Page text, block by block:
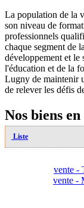
La population de la
son niveau de
professionnels
chaque segment de
développement et le
l'éducation et de la
Lugny de maintenir
de relever les défis
Nos biens
Liste
vente -
vente -